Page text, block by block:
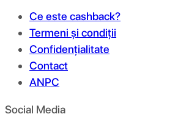
Ce este cashback?
Termeni și condiții
Confidențialitate
Contact
ANPC
Social Media